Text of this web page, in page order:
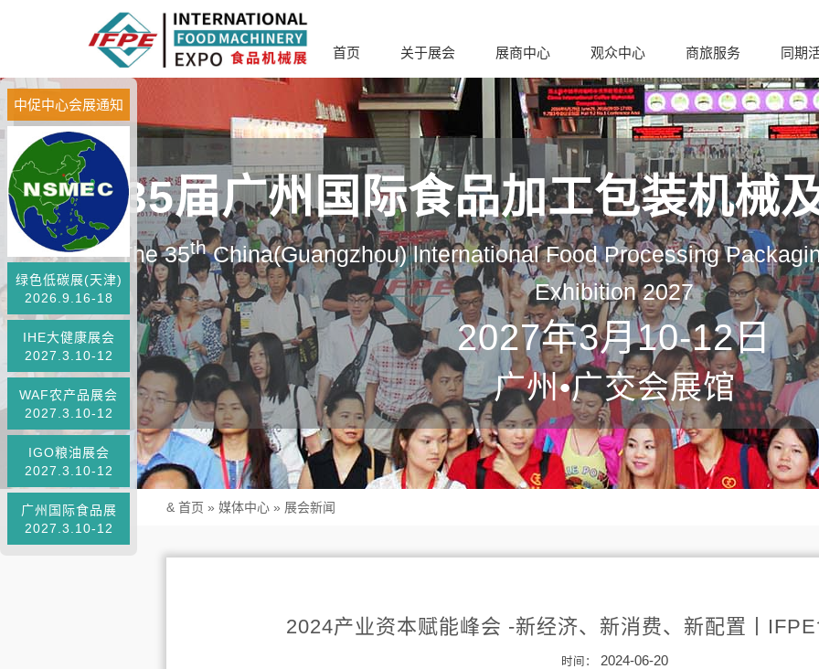
首页 关于展会 展商中心 观众中心 商旅服务 同期
第35届广州国际食品加工包装机械
The 35thChina(Guangzhou) lnternational Food Processing
Exhibition 2027
2027年3月10-12日
广州•广交会展馆
中促中心会展通知
绿色低碳展(天津)
2026.9.16-18
IHE大健康展会
2027.3.10-12
WAF农产品展会
2027.3.10-12
IGO粮油展会
2027.3.10-12
广州国际食品展
2027.3.10-12
& 首页 » 媒体中心 » 展会新闻
2024产业资本赋能峰会 -新经济、新消费、新配置丨
时间： 2024-06-20